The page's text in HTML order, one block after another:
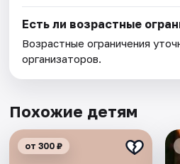
Есть ли возрастные
Возрастные ограничения
организаторов.
Похожие детям
от 300 ₽